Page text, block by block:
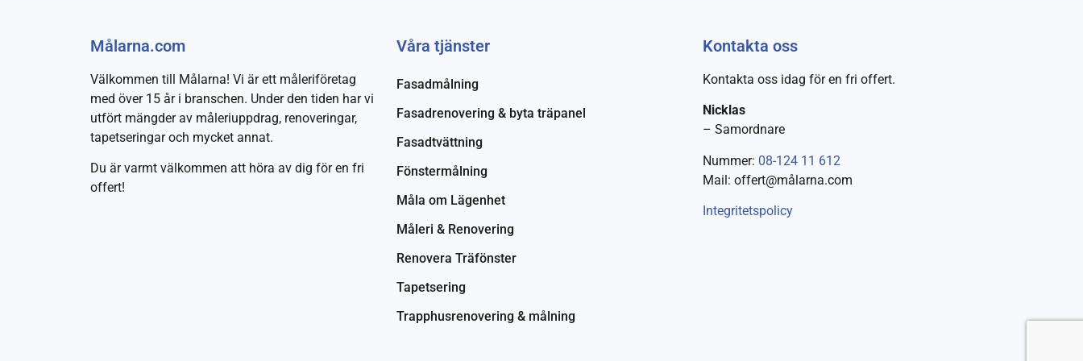
Målarna.com
Välkommen till Målarna! Vi är ett måleriföretag
med över 15 år i branschen. Under den tiden har vi
utfört mängder av måleriuppdrag, renoveringar,
tapetseringar och mycket annat.
Du är varmt välkommen att höra av dig för en fri
offert!
Våra tjänster
Fasadmålning
Fasadrenovering & byta träpanel
Fasadtvättning
Fönstermålning
Måla om Lägenhet
Måleri & Renovering
Renovera Träfönster
Tapetsering
Trapphusrenovering & målning
Kontakta oss
Kontakta oss idag för en fri offert.
Nicklas
– Samordnare
Nummer: 08-124 11 612
Mail: offert@målarna.com
Integritetspolicy